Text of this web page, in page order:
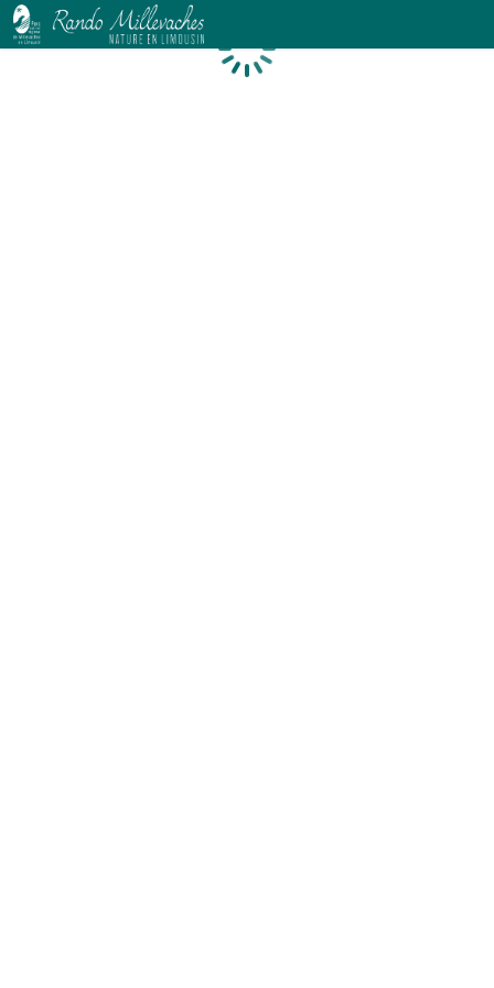
Chargement